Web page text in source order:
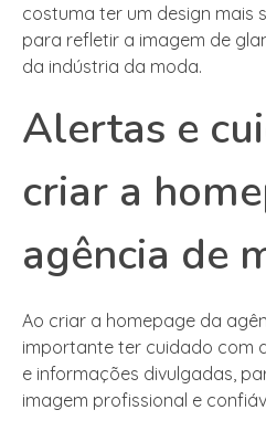
costuma ter um design mais
para refletir a imagem de
da indústria da moda.
Alertas e
criar a
agência de
Ao criar a homepage da
importante ter cuidado com
e informações divulgadas,
imagem profissional e